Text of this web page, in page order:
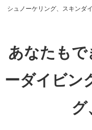
シュノーケリング、スキンダ
あなたもで
ーダイビン
グ